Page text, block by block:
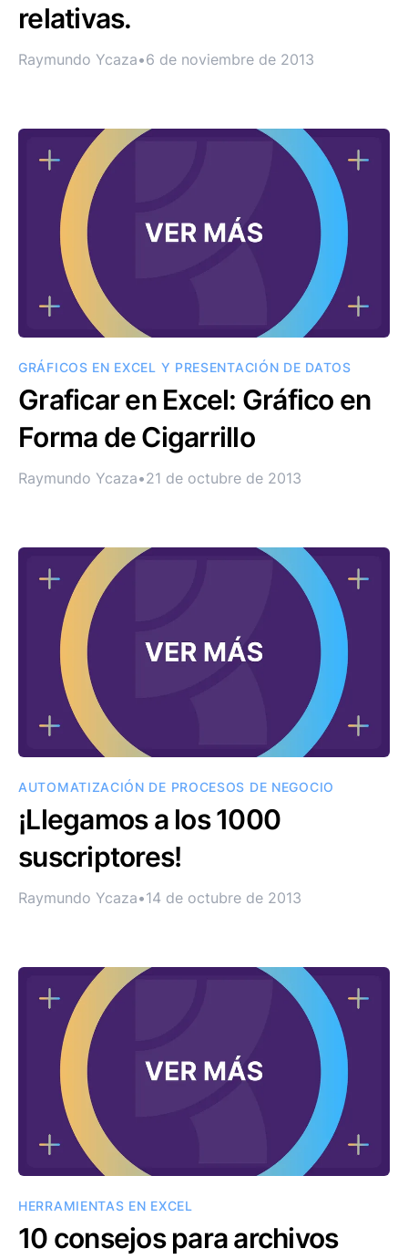
relativas.
Raymundo Ycaza•6 de noviembre de 2013
GRÁFICOS EN EXCEL Y PRESENTACIÓN DE DATOS
Graficar en Excel: Gráfico en
Forma de Cigarrillo
Raymundo Ycaza•21 de octubre de 2013
AUTOMATIZACIÓN DE PROCESOS DE NEGOCIO
¡Llegamos a los 1000
suscriptores!
Raymundo Ycaza•14 de octubre de 2013
HERRAMIENTAS EN EXCEL
10 consejos para archivos